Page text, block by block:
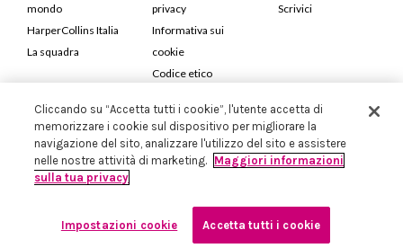
mondo
HarperCollins Italia
La squadra
privacy
Informativa sui
cookie
Codice etico
Scrivici
HarperCollins Italia S.p.A. Viale Monte Nero, 84 - 20135 Milano
Cod. Fiscale e P.IVA 05946780151 - Capitale Sociale 258.250 €
Iscritta in Milano al Registro delle imprese nr.198004 e REA nr.1051898
Cliccando su “Accetta tutti i cookie”, l'utente accetta di
memorizzare i cookie sul dispositivo per migliorare la
navigazione del sito, analizzare l'utilizzo del sito e assistere
nelle nostre attività di marketing. Maggiori informazioni
sulla tua privacy
Impostazioni cookie Accetta tutti i cookie